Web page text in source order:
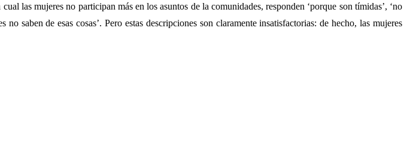
las mujeres no participan más en los asuntos de la comunidades, responden ‘porque son tímidas’, ‘no
saben de esas cosas’. Pero estas descripciones son claramente insatisfactorias: de hecho, las mujeres